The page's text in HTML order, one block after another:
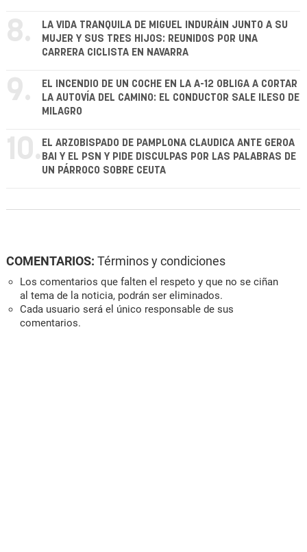
8.
LA VIDA TRANQUILA DE MIGUEL INDURÁIN JUNTO A SU
MUJER Y SUS TRES HIJOS: REUNIDOS POR UNA
CARRERA CICLISTA EN NAVARRA
9.
EL INCENDIO DE UN COCHE EN LA A-12 OBLIGA A CORTAR
LA AUTOVÍA DEL CAMINO: EL CONDUCTOR SALE ILESO DE
MILAGRO
10. EL ARZOBISPADO DE PAMPLONA CLAUDICA ANTE GEROA
BAI Y EL PSN Y PIDE DISCULPAS POR LAS PALABRAS DE
UN PÁRROCO SOBRE CEUTA
COMENTARIOS: Términos y condiciones
Los comentarios que falten el respeto y que no se ciñan
al tema de la noticia, podrán ser eliminados.
Cada usuario será el único responsable de sus
comentarios.